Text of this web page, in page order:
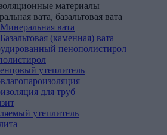
материалы
вата, базальтовая вата
Минеральная вата
Базальтовая (каменная) вата
пенополистирол
утеплитель
для труб
утеплитель